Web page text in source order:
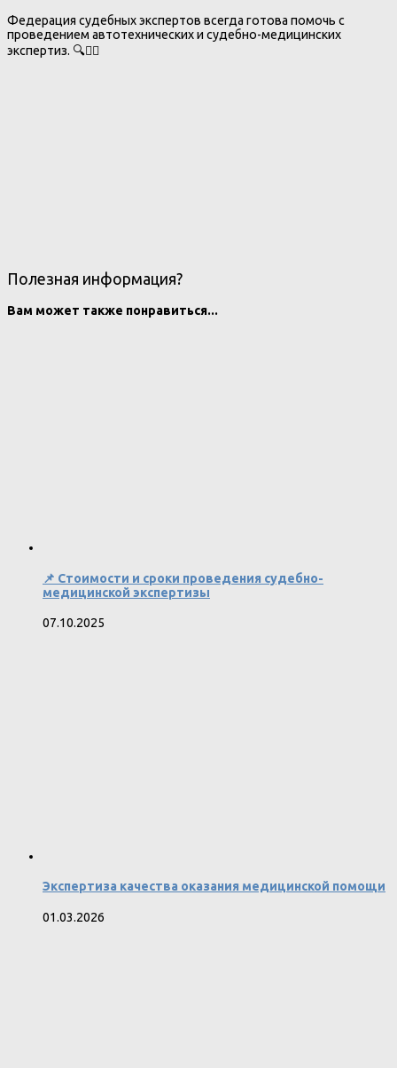
Федерация судебных экспертов всегда готова помочь с
проведением автотехнических и судебно-медицинских
экспертиз. 🔍👩‍⚖️
Полезная информация?
Вам может также понравиться...
📌 Стоимости и сроки проведения судебно-
медицинской экспертизы
07.10.2025
Экспертиза качества оказания медицинской помощи
01.03.2026